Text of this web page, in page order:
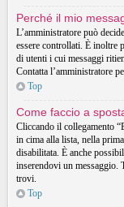
Perché il mio
L’amministratore può
essere controllati. È inoltre
di utenti i cui messaggi
Contatta l’amministratore
Top
Come faccio a
Cliccando il collegamento
in cima alla lista, nella
disabilitata. È anche
inserendovi un messaggio.
trovi.
Top